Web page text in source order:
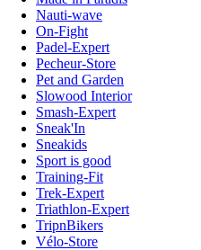
Nauti-wave
On-Fight
Padel-Expert
Pecheur-Store
Pet and Garden
Slowood Interior
Smash-Expert
Sneak'In
Sneakids
Sport is good
Training-Fit
Trek-Expert
Triathlon-Expert
TripnBikers
Vélo-Store